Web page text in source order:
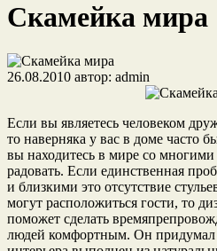
Скамейка мира
26.08.2010 автор: admin
Если вы являетесь человеком
то наверняка у вас в доме часто
вы находитесь в мире со
радовать. Если единственная
и близкими это отсутствие
могут расположиться гости, то
поможет сделать
людей комфортным. Он придумал